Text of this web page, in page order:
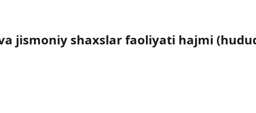
jismoniy shaxslar faoliyati hajmi